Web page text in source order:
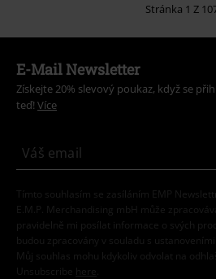
Stránka 1 Z
E-Mail Newsletter
Získejte 20% slevový poukaz, když se
teď! Více
Tímto souhlasím se zasíláním EMP
E.M.P. Merchandising mbH může
pravidelně mi posílat informace o svých
budou zpracovány v souladu s ustanoveními
Můj souhlas mohu kdykoliv odvolat na
Unsubscribe here